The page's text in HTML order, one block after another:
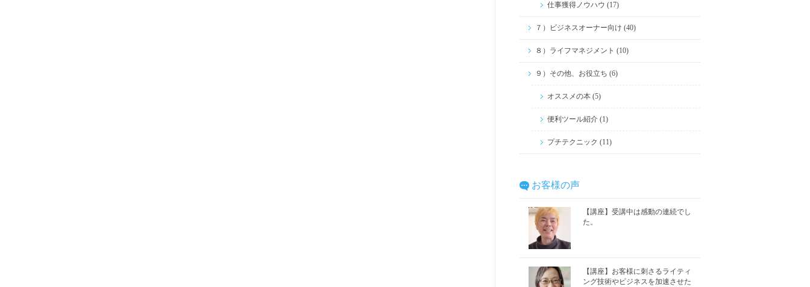
仕事獲得ノウハウ (17)
７）ビジネスオーナー向け (40)
８）ライフマネジメント (10)
９）その他、お役立ち (6)
オススメの本 (5)
便利ツール紹介 (1)
プチテクニック (11)
お客様の声
【講座】受講中は感動の連続でし
た。
【講座】お客様に刺さるライティ
ング技術やビジネスを加速させた